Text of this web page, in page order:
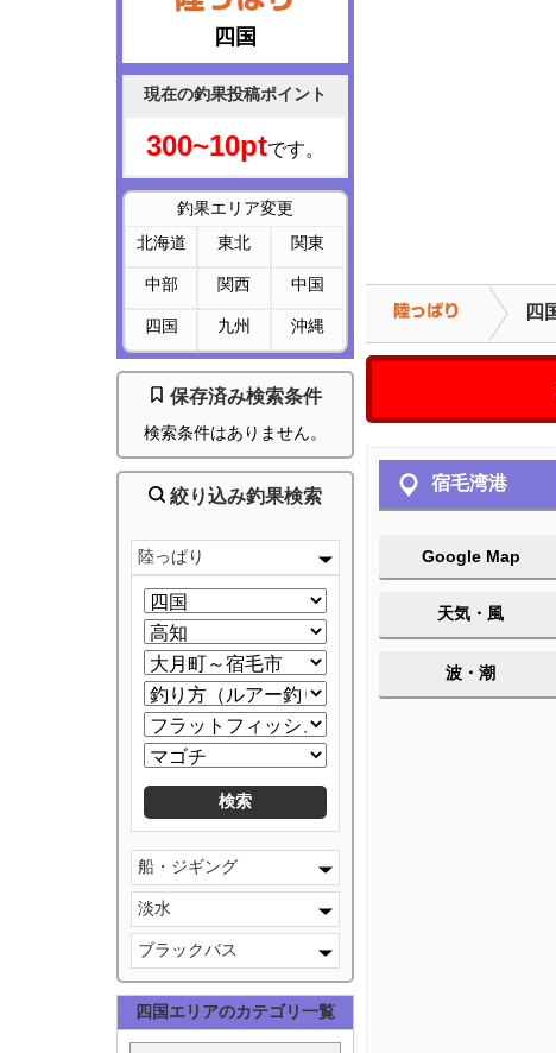
四国
現在の釣果投稿ポイント
300~10ptです。
釣果エリア変更
北海道
東北 関東
中部 関西 中国
四国 九州 沖縄
保存済み検索条件
検索条件はありません。
絞り込み釣果検索
陸っぱり
船・ジギング
淡水
ブラックバス
四国エリアのカテゴリ一覧
四
宿毛湾港
Google Map
天気・風
波・潮